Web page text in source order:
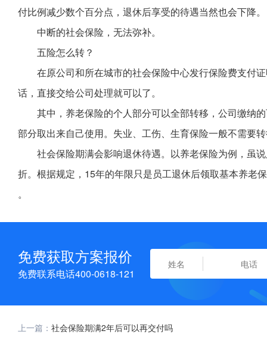
付比例减少数个百分点，退休后享受的待遇当然也会下降。
中断的社会保险，无法弥补。
五险怎么转？
在原公司和所在城市的社会保险中心发行保险费支付
话，直接交给公司处理就可以了。
其中，养老保险的个人部分可以全部转移，公司缴纳
部分取出来自己使用。失业、工伤、生育保险一般不需要
社会保险期满会影响退休待遇。以养老保险为例，虽
折。根据规定，15年的年限只是员工退休后领取基本养老
。
免费获取方案报价
免费联系电话400-0618-121
上一篇： 社会保险期满2年后可以再交付吗